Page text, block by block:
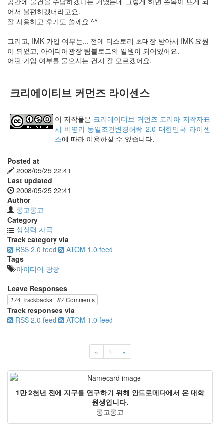
어서 불편하겠더라고요.
잘 사용하고 후기도 쓸께요 ^^
그리고, IMK 가입 여부는... 전에 티스토리 초대장 받아서 IMK 요원
이 되었고, 아이디어광장 팀블로그의 일원이 되어있어요.
어떤 가입 여부를 물으시는 건지 잘 모르겠어요.
크리에이티브 커먼즈 라이센스
이 저작물은 크리에이티브 커먼즈 코리아 저작자표
시-비영리-동일조건변경허락 2.0 대한민국 라이센
스에 따라 이용하실 수 있습니다.
Posted at
2008/05/25 22:41
Last updated
2008/05/25 22:41
Author
롱고롱고
Category
상상력 자극
Track category via
RSS 2.0 feed
ATOM 1.0 feed
Tags
아이디어 광장
Leave Responses
174Trackbacks 87Comments
Track responses via
RSS 2.0 feed
ATOM 1.0 feed
« 1 »
1만 2천년 전에 지구를 연구하기 위해 안드로메다에서 온 대학
원생입니다.
롱고롱고